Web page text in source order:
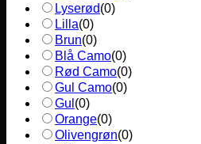
Lyserød(0)
Lilla(0)
Brun(0)
Blå Camo(0)
Rød Camo(0)
Gul Camo(0)
Gul (0)
Orange(0)
Olivengrøn(0)